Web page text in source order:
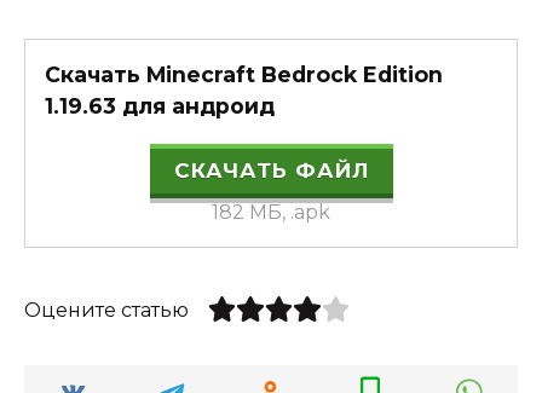
Скачать Minecraft Bedrock Edition
1.19.63 для андроид
СКАЧАТЬ ФАЙЛ
182 МБ, .apk
Оцените статью